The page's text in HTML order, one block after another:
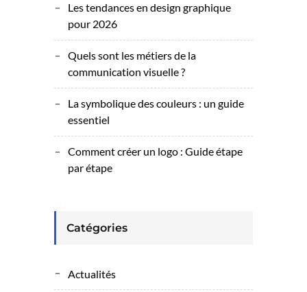
Les tendances en design graphique
pour 2026
Quels sont les métiers de la
communication visuelle ?
La symbolique des couleurs : un guide
essentiel
Comment créer un logo : Guide étape
par étape
Catégories
Actualités